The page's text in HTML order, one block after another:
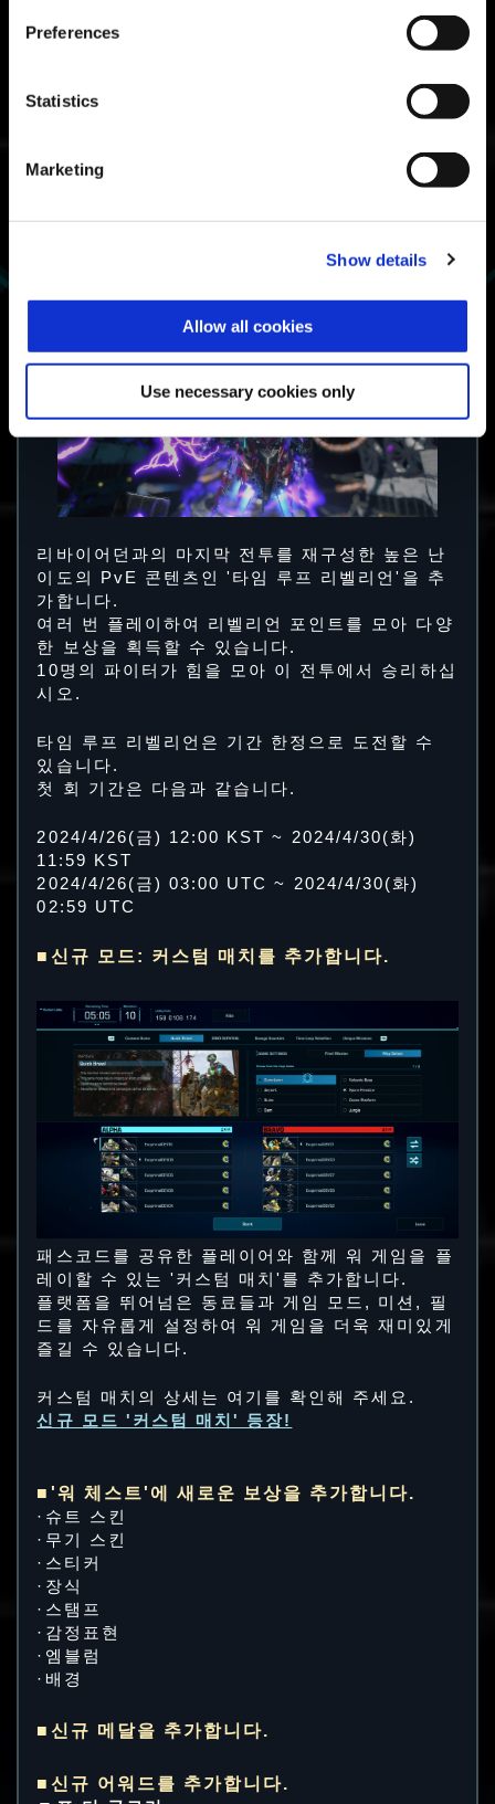
Preferences
Statistics
Marketing
Show details
Allow all cookies
Use necessary cookies only
목표로 합니다.
상설 콘텐츠가 아닌, 정기적으로 보스 배틀을 즐
다.
※새비지 건틀릿의 개최 정보는 정보 사이트를 확
■신규 모드: 타임 루프 리벨리언을 추가합니다.
리바이어던과의 마지막 전투를 재구성한 높은 난
이도의 PvE 콘텐츠인 '타임 루프 리벨리언'을 추
가합니다.
여러 번 플레이하여 리벨리언 포인트를 모아 다양
한 보상을 획득할 수 있습니다.
10명의 파이터가 힘을 모아 이 전투에서 승리하십
시오.
타임 루프 리벨리언은 기간 한정으로 도전할 수
있습니다.
첫 회 기간은 다음과 같습니다.
2024/4/26(금) 12:00 KST ~ 2024/4/30(화)
11:59 KST
2024/4/26(금) 03:00 UTC ~ 2024/4/30(화)
02:59 UTC
■신규 모드: 커스텀 매치를 추가합니다.
패스코드를 공유한 플레이어와 함께 워 게임을 플
레이할 수 있는 '커스텀 매치'를 추가합니다.
플랫폼을 뛰어넘은 동료들과 게임 모드, 미션, 필
드를 자유롭게 설정하여 워 게임을 더욱 재미있게
즐길 수 있습니다.
커스텀 매치의 상세는 여기를 확인해 주세요.
신규 모드 '커스텀 매치' 등장!
■'워 체스트'에 새로운 보상을 추가합니다.
·슈트 스킨
·무기 스킨
·스티커
·장식
·스탬프
·감정표현
·엠블럼
·배경
■신규 메달을 추가합니다.
■신규 어워드를 추가합니다.